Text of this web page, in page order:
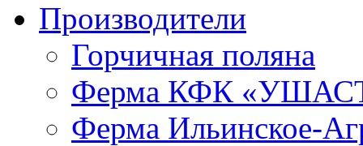
Производители
Горчичная поляна
Ферма КФК
Ферма Ильинское-